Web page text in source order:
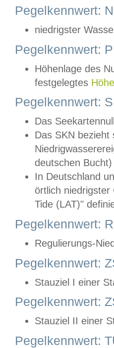
Pegelkennwert:
niedrigster
Pegelkennwert:
Höhenlage des
festgelegtes
Pegelkennwert:
Das
Das SKN
deutschen
In Deutschland
örtlich
Tide (LAT)"
Pegelkennwert:
Regulierungs-
Pegelkennwert:
Stauziel I einer
Pegelkennwert:
Stauziel II einer
Pegelkennwert: